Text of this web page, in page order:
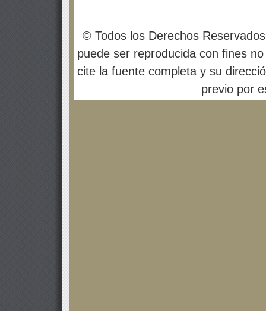
© Todos los Derechos
puede ser reproducida con fines
cite la fuente completa y su
previo por